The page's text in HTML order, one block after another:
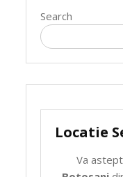
Search
Locatie
Va